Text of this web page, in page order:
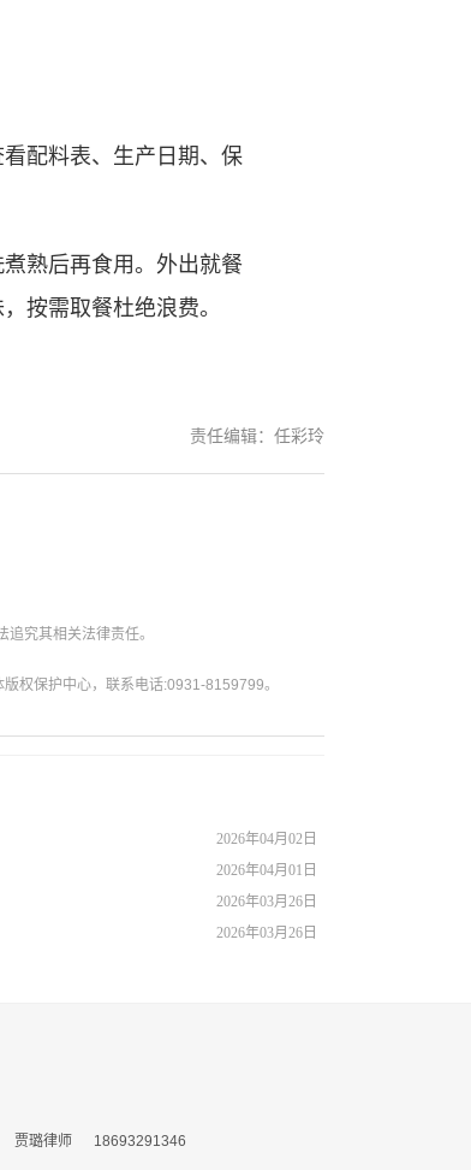
配料表、生产日期、保
熟后再食用。外出就餐
按需取餐杜绝浪费。
责任编辑：任彩玲
究其相关法律责任。
权保护中心，联系电话:0931-8159799。
2026年04月02日
2026年04月01日
2026年03月26日
2026年03月26日
贾璐律师 18693291346